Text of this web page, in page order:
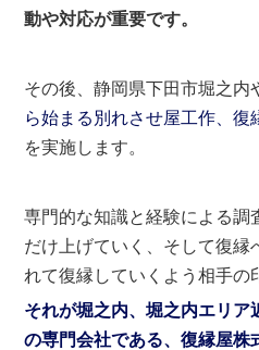
動や対応が重要です。
その後、静岡県下田市堀之内
ら始まる別れさせ屋工作、復
を実施します。
専門的な知識と経験による調
だけ上げていく、そして復縁
れて復縁していくよう相手の
それが堀之内、堀之内エリア
の専門会社である、復縁屋株